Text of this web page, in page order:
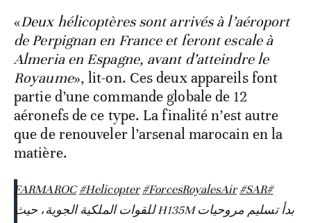
«Deux hélicoptères sont arrivés à l’aéroport
de Perpignan en France et feront escale à
Almeria en Espagne, avant d’atteindre le
Royaume», lit-on. Ces deux appareils font
partie d’une commande globale de 12
aéronefs de ce type. La finalité n’est autre
que de renouveler l’arsenal marocain en la
matière.
#FARMAROC
#Helicopter #ForcesRoyalesAir #SAR
بدأ تسليم مروحيات H135M للقوات الملكية الجوية، حيث